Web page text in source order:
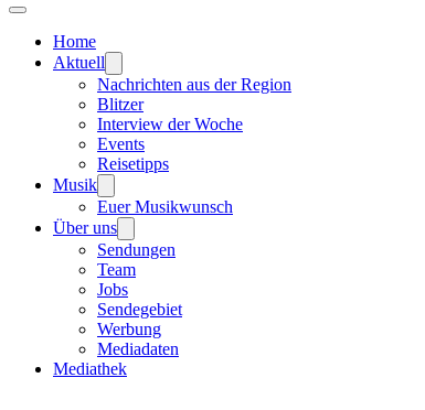
Home
Aktuell
Nachrichten aus der Region
Blitzer
Interview der Woche
Events
Reisetipps
Musik
Euer Musikwunsch
Über uns
Sendungen
Team
Jobs
Sendegebiet
Werbung
Mediadaten
Mediathek